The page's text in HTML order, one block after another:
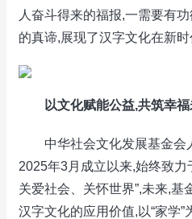
人奋斗得来的福报,一需要有
的真谛,展现了汉字文化在新时
以文化赋能公益,共筑幸
中华社会文化发展基金会
2025年3月成立以来,始终致力
关爱社会、关怀世界”,未来,基
汉字文化的应用价值,以“家学